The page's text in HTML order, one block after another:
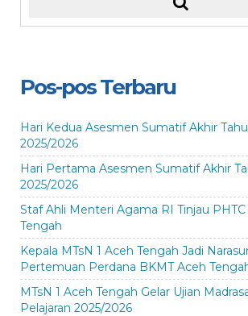
Pos-pos Terbaru
Hari Kedua Asesmen Sumatif Akhir
2025/2026
Hari Pertama Asesmen Sumatif Akhir
2025/2026
Staf Ahli Menteri Agama RI Tinjau PHTC
Tengah
Kepala MTsN 1 Aceh Tengah Jadi
Pertemuan Perdana BKMT Aceh
MTsN 1 Aceh Tengah Gelar Ujian
Pelajaran 2025/2026